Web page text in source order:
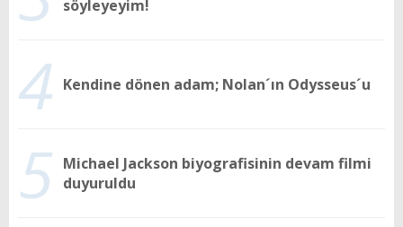
söyleyeyim!
4 Kendine dönen adam; Nolan´ın Odysseus´u
5 Michael Jackson biyografisinin devam filmi
duyuruldu